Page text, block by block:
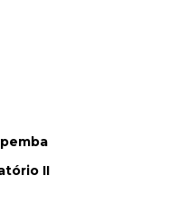
II